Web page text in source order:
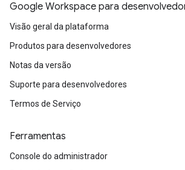
Google Workspace para
Visão geral da plataforma
Produtos para desenvolvedores
Notas da versão
Suporte para desenvolvedores
Termos de Serviço
Ferramentas
Console do administrador